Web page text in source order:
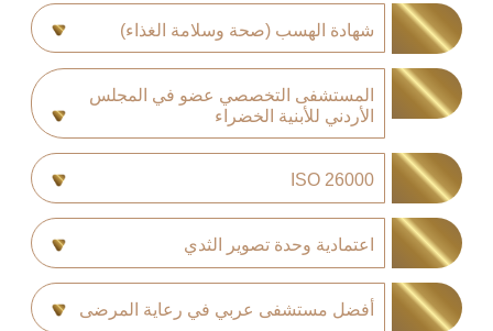
شهادة الهسب (صحة وسلامة الغذاء)
المستشفى التخصصي عضو في المجلس
الأردني للأبنية الخضراء
ISO 26000
اعتمادية وحدة تصوير الثدي
أفضل مستشفى عربي في رعاية المرضى